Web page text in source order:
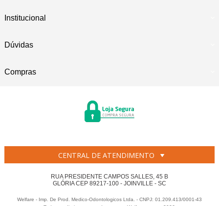
Institucional
Dúvidas
Compras
CENTRAL DE ATENDIMENTO
RUA PRESIDENTE CAMPOS SALLES, 45 B
GLÓRIA CEP 89217-100 - JOINVILLE - SC
Welfare - Imp. De Prod. Medico-Odontologicos Ltda. - CNPJ: 01.209.413/0001-43